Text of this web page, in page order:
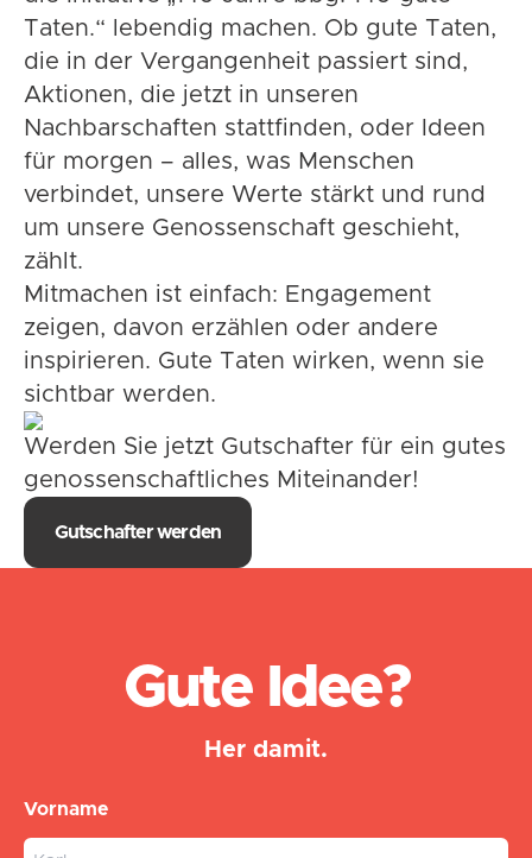
Taten.“ lebendig machen. Ob gute Taten,
die in der Vergangenheit passiert sind,
Aktionen, die jetzt in unseren
Nachbarschaften stattfinden, oder Ideen
für morgen – alles, was Menschen
verbindet, unsere Werte stärkt und rund
um unsere Genossenschaft geschieht,
zählt.
Mitmachen ist einfach: Engagement
zeigen, davon erzählen oder andere
inspirieren. Gute Taten wirken, wenn sie
sichtbar werden.
Werden Sie jetzt Gutschafter für ein gutes
genossenschaftliches Miteinander!
Gutschafter werden
Gute Idee?
Her damit.
Vorname